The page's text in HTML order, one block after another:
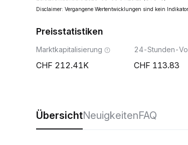
Disclaimer: Vergangene Wertentwicklungen sind kein
Preisstatistiken
Marktkapitalisierung
212.41K
24-Stunden-
113.83
ÜbersichtNeuigkeitenFAQ